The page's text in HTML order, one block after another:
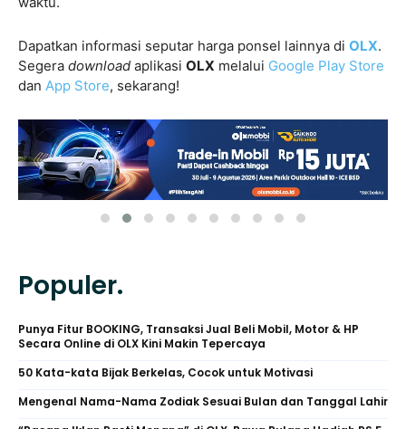
Dapatkan informasi seputar harga ponsel lainnya di OLX.
Segera download aplikasi OLX melalui Google Play Store
dan App Store, sekarang!
Populer.
Punya Fitur BOOKING, Transaksi Jual Beli Mobil, Motor & HP
Secara Online di OLX Kini Makin Tepercaya
50 Kata-kata Bijak Berkelas, Cocok untuk Motivasi
Mengenal Nama-Nama Zodiak Sesuai Bulan dan Tanggal Lahir